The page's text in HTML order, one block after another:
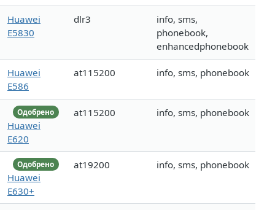
Huawei
E5830
dlr3
info, sms,
phonebook,
enhancedphonebook
Huawei
E586
at115200 info, sms, phonebook
Одобрено
Huawei
E620
at115200 info, sms, phonebook
Одобрено
Huawei
E630+
at19200 info, sms, phonebook